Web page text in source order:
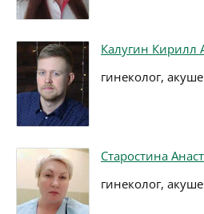
Калугин Кирилл
гинеколог,
Старостина
гинеколог,